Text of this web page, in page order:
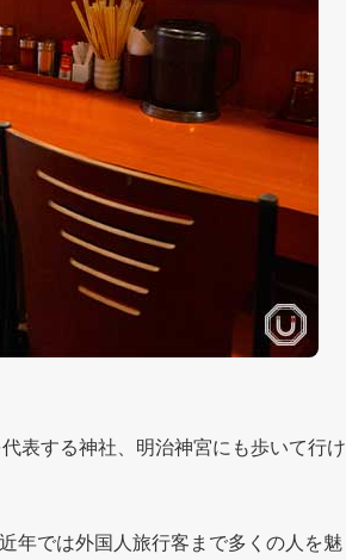
表する神社、明治神宮にも歩いて行け
年では外国人旅行客まで多くの人を魅